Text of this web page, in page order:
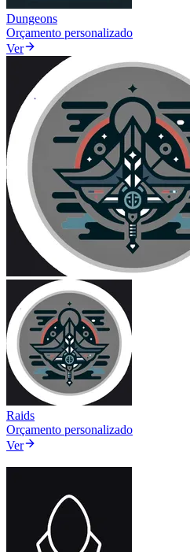
Dungeons
Orçamento personalizado
Ver
Raids
Orçamento personalizado
Ver